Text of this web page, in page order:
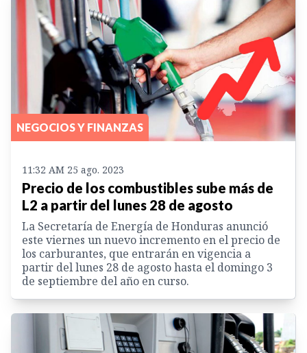
NEGOCIOS Y FINANZAS
11:32 AM 25 ago. 2023
Precio de los combustibles sube más de
L2 a partir del lunes 28 de agosto
La Secretaría de Energía de Honduras anunció
este viernes un nuevo incremento en el precio de
los carburantes, que entrarán en vigencia a
partir del lunes 28 de agosto hasta el domingo 3
de septiembre del año en curso.